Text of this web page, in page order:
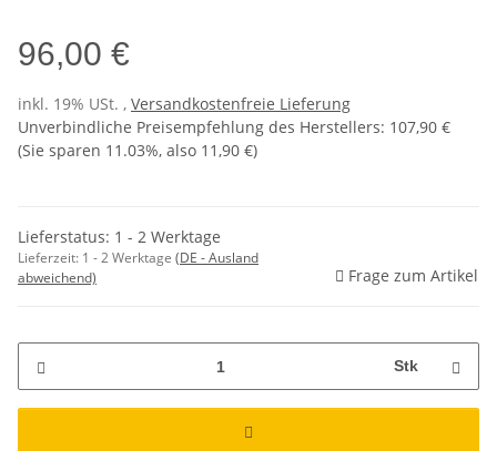
96,00 €
inkl. 19% USt. , Versandkostenfreie Lieferung
Unverbindliche Preisempfehlung des Herstellers: 107,90 €
(Sie sparen 11.03%, also 11,90 €)
Lieferstatus: 1 - 2 Werktage
Lieferzeit: 1 - 2 Werktage (DE - Ausland
abweichend)
Frage zum Artikel
Stk